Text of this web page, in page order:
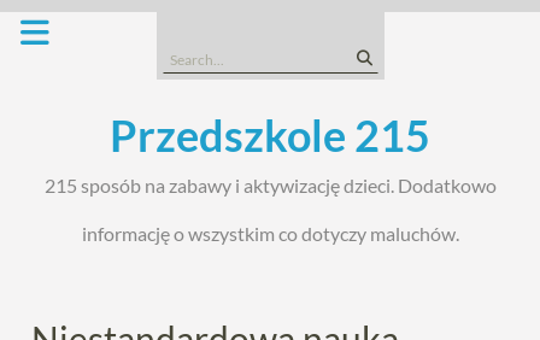
Skip
Search
for:
Przedszkole 215
215 sposób na zabawy i aktywizację dzieci. Dodatkowo
informację o wszystkim co dotyczy maluchów.